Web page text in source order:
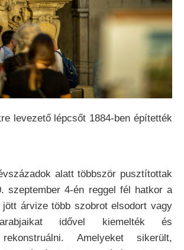
levezető lépcsőt 1884-ben építették
alatt többször pusztítottak
szeptember 4-én reggel fél hatkor a
jött árvize több szobrot elsodort vagy
idővel kiemelték és
rekonstruálni. Amelyeket sikerült,